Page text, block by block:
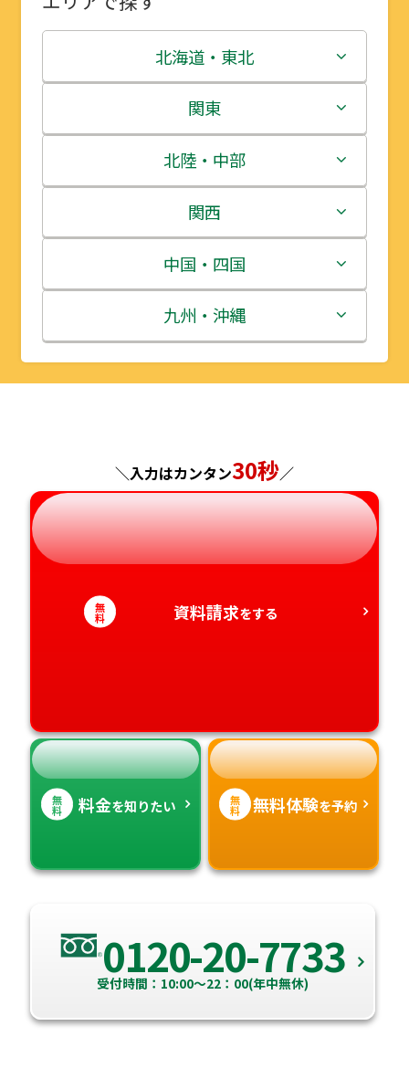
北海道・東北
北海道
青森県
岩手県
宮城県
秋田県
山形県
関東
茨城県
栃木県
群馬県
埼玉県
千葉県
神奈川県
北陸・中部
新潟県
富山県
石川県
福井県
長野県
岐阜県
静岡県
愛知県
関西
三重県
滋賀県
京都府
兵庫県
奈良県
和歌山県
中国・四国
鳥取県
島根県
広島県
山口県
徳島県
香川県
九州・沖縄
福岡県
長崎県
熊本県
大分県
宮崎県
＼入力はカンタン30秒／
無
料 資料請求をする
無
料 料金を知りたい 無
料 無料体験を予約
0120-20-7733
受付時間：10:00～22：00(年中無休)